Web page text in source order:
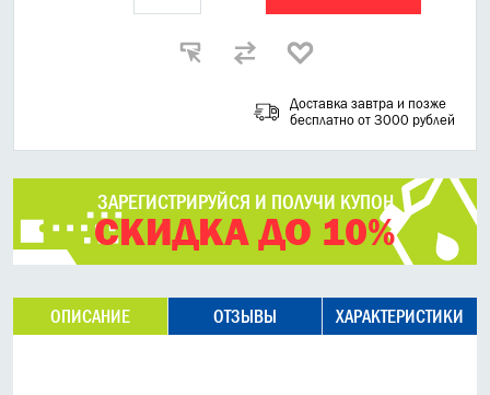
Доставка завтра и позже
бесплатно от 3000 рублей
ЗАРЕГИСТРИРУЙСЯ И ПОЛУЧИ КУПОН
СКИДКА ДО 10%
ОПИСАНИЕ ОТЗЫВЫ ХАРАКТЕРИСТИКИ